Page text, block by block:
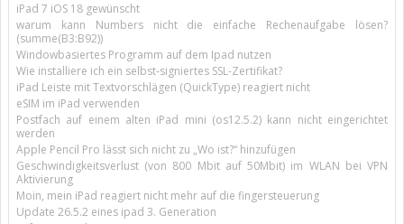
iPad 7 iOS 18 gewünscht
warum kann Numbers nicht die einfache Rechenaufgabe lösen?
(summe(B3:B92))
Windowbasiertes Programm auf dem Ipad nutzen
Wie installiere ich ein selbst-signiertes SSL-Zertifikat?
iPad Leiste mit Textvorschlägen (QuickType) reagiert nicht
eSIM im iPad verwenden
Postfach auf einem alten iPad mini (os12.5.2) kann nicht eingerichtet
werden
Apple Pencil Pro lässt sich nicht zu „Wo ist?“ hinzufügen
Geschwindigkeitsverlust (von 800 Mbit auf 50Mbit) im WLAN bei VPN
Aktivierung
Moin, mein iPad reagiert nicht mehr auf die fingersteuerung
Update 26.5.2 eines ipad 3. Generation